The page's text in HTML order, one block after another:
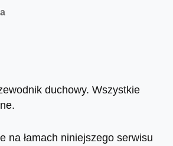
duchowy. Wszystkie
na łamach niniejszego serwisu